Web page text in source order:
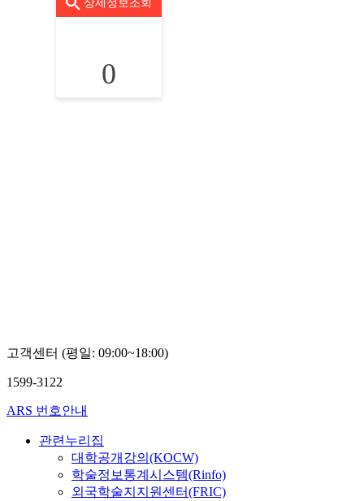
상세정보조회
0
고객센터 (평일: 09:00~18:00)
1599-3122
ARS 번호안내
관련누리집
대학공개강의(KOCW)
학술정보통계시스템(Rinfo)
외국학술지지원센터(FRIC)